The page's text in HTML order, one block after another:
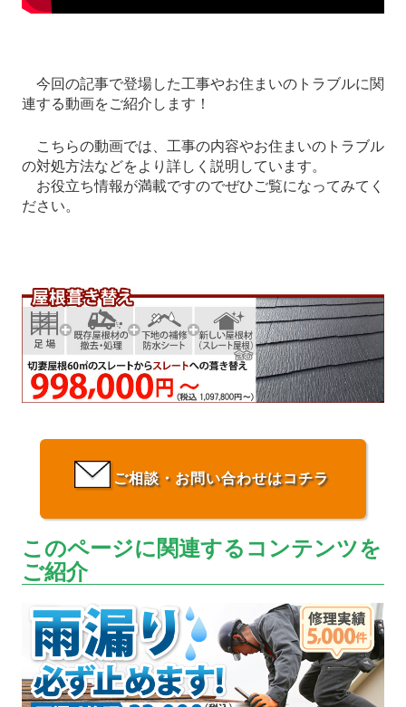
今回の記事で登場した工事やお住まいのトラブルに関
連する動画をご紹介します！
こちらの動画では、工事の内容やお住まいのトラブル
の対処方法などをより詳しく説明しています。
お役立ち情報が満載ですのでぜひご覧になってみてく
ださい。
ご相談・お問い合わせはコチラ
このページに関連するコンテンツを
ご紹介